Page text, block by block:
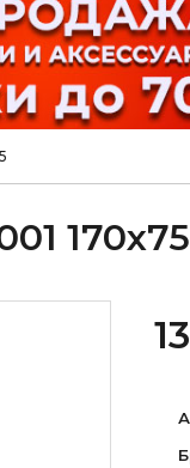
170x75